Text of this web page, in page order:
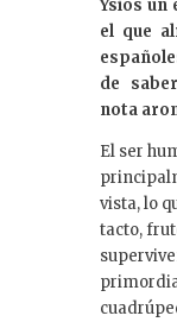
Ysios un
el que
de
nota
El ser
vista, lo
tacto,